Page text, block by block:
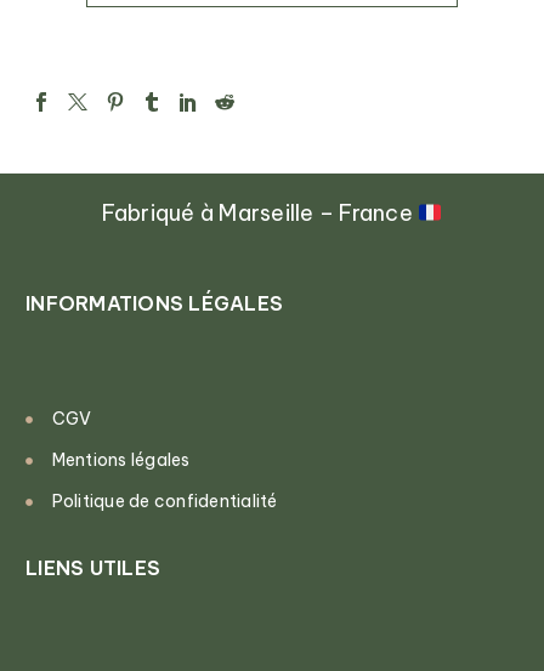
Fabriqué à Marseille – France
INFORMATIONS LÉGALES
CGV
Mentions légales
Politique de confidentialité
LIENS UTILES